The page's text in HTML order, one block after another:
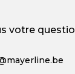
votre